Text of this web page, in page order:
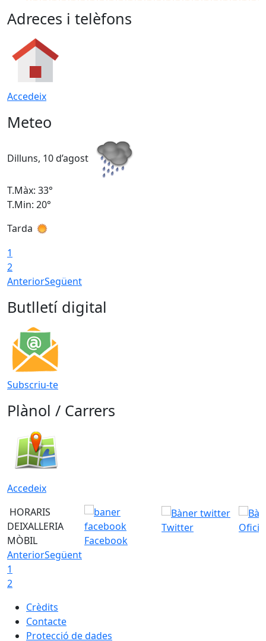
Adreces i telèfons
Accedeix
Meteo
Dilluns, 10 d’agost
T.Màx: 33°
T.Min: 20°
Tarda
1
2
AnteriorSegüent
Butlletí digital
Subscriu-te
Plànol / Carrers
Accedeix
HORARIS
DEIXALLERIA
MÒBIL
Facebook
Twitter
AnteriorSegüent
1
2
Crèdits
Contacte
Protecció de dades